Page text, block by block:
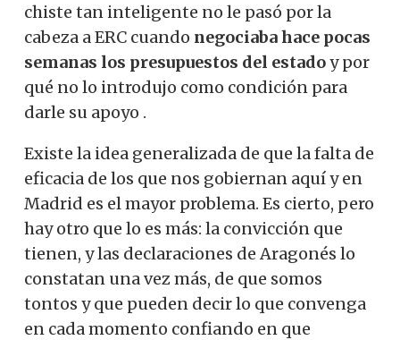
chiste tan inteligente no le pasó por la
cabeza a ERC cuando negociaba hace pocas
semanas los presupuestos del estadoy por
qué no lo introdujo como condición para
darle su apoyo .
Existe la idea generalizada de que la falta de
eficacia de los que nos gobiernan aquí y en
Madrid es el mayor problema. Es cierto, pero
hay otro que lo es más: la convicción que
tienen, y las declaraciones de Aragonés lo
constatan una vez más, de que somos
tontos y que pueden decir lo que convenga
en cada momento confiando en que